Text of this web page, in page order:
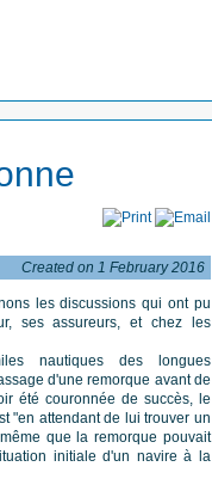
Created on 1 February 2016
les discussions qui ont pu
ses assureurs, et chez les
nautiques des longues
d'une remorque avant de
été couronnée de succès, le
"en attendant de lui trouver un
que la remorque pouvait
initiale d'un navire à la